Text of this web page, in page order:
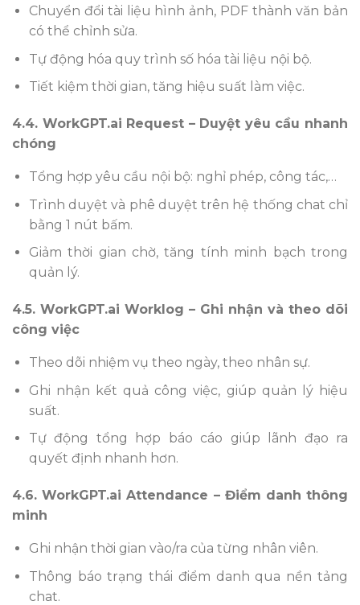
Chuyển đổi tài liệu hình ảnh, PDF thành văn bản
có thể chỉnh sửa.
Tự động hóa quy trình số hóa tài liệu nội bộ.
Tiết kiệm thời gian, tăng hiệu suất làm việc.
4.4. WorkGPT.ai Request – Duyệt yêu cầu nhanh
chóng
Tổng hợp yêu cầu nội bộ: nghỉ phép, công tác,…
Trình duyệt và phê duyệt trên hệ thống chat chỉ
bằng 1 nút bấm.
Giảm thời gian chờ, tăng tính minh bạch trong
quản lý.
4.5. WorkGPT.ai Worklog – Ghi nhận và theo dõi
công việc
Theo dõi nhiệm vụ theo ngày, theo nhân sự.
Ghi nhận kết quả công việc, giúp quản lý hiệu
suất.
Tự động tổng hợp báo cáo giúp lãnh đạo ra
quyết định nhanh hơn.
4.6. WorkGPT.ai Attendance – Điểm danh thông
minh
Ghi nhận thời gian vào/ra của từng nhân viên.
Thông báo trạng thái điểm danh qua nền tảng
chat.